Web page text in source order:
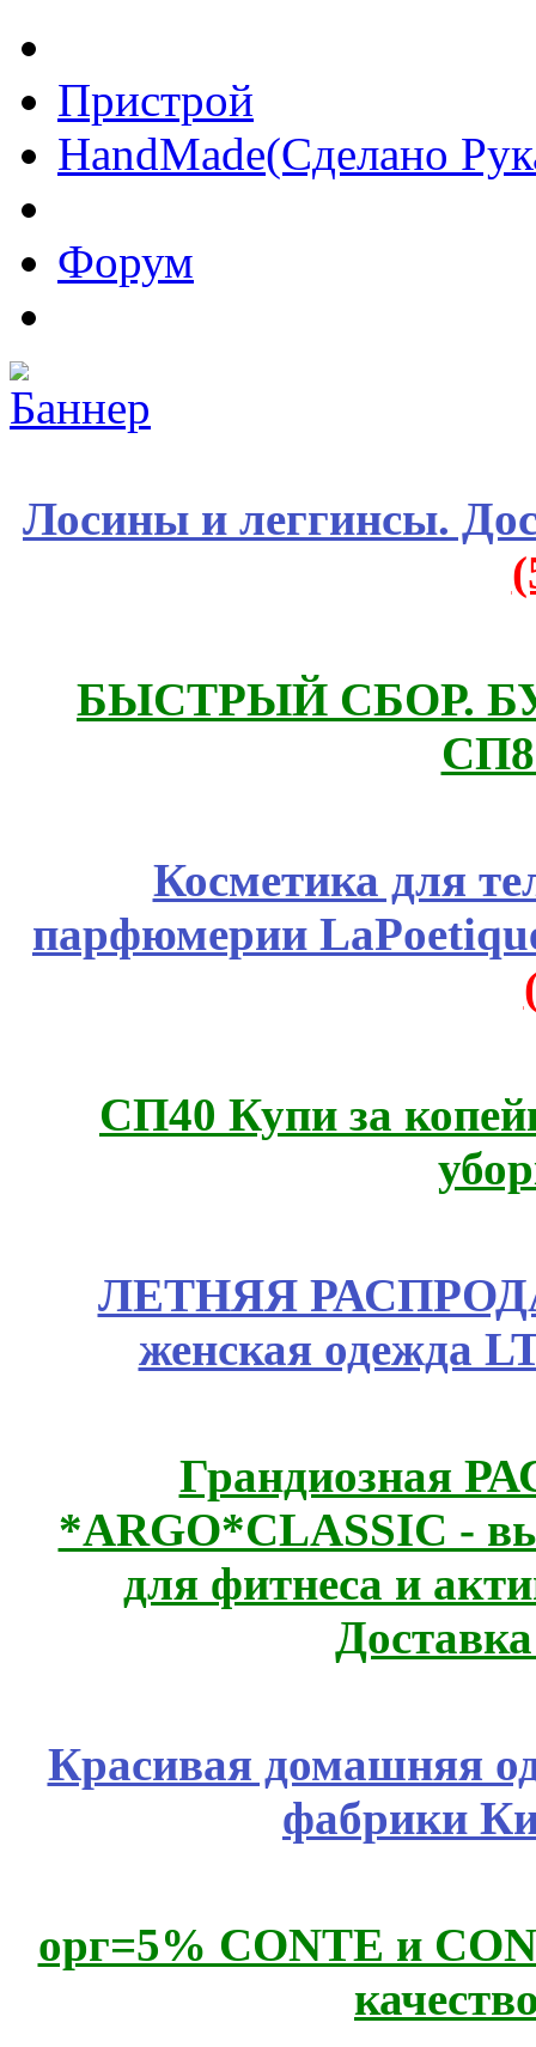
Пристрой
HandMade(Сделано
Форум
Лосины и леггинсы.
БЫСТРЫЙ СБОР.
Косметика для
парфюмерии
СП40 Купи за
ЛЕТНЯЯ
женская одежда
Грандиозная
*ARGO*CLASSIC -
для фитнеса и
Красивая домашняя
фабрики
орг=5% CONTE и